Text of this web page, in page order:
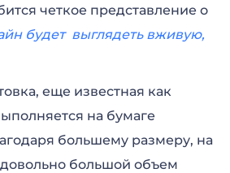
четкое представление о
будет выглядеть вживую,
еще известная как
на бумаге
большему размеру, на
большой объем